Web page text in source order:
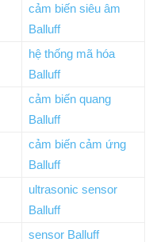
cảm biến siêu âm
Balluff
hệ thống mã hóa
Balluff
cảm biến quang
Balluff
cảm biến cảm ứng
Balluff
ultrasonic sensor
Balluff
sensor Balluff